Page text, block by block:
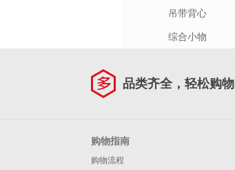
吊带背心
综合小物
品类齐全，轻松购物
购物指南
购物流程